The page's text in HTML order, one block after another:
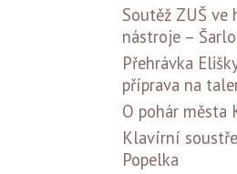
Soutěž ZUŠ ve
nástroje –
Přehrávka
příprava na
O pohár města
Klavírní
Popelka